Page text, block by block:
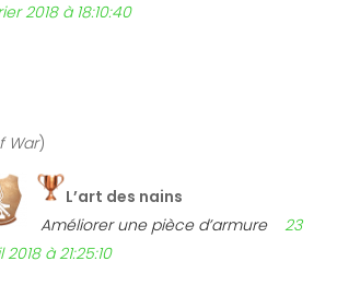
2018 à 18:10:40
War)
L’art des nains
Améliorer une pièce d’armure
23
2018 à 21:25:10